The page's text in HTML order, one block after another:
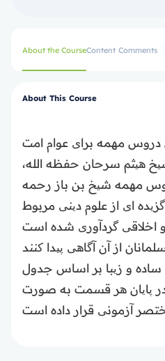
About the CourseContent Comments
About This Course
هیثم سرحان حفظه الله،
مهمه شیخ بن باز رحمه
ای از علوم دینی مربوط
اخلاقی گردآوری شده است
و زیبا بر اساس جدول‌
پایان هر قسمت به صورت